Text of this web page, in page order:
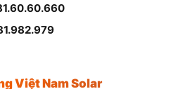
Việt Nam Solar